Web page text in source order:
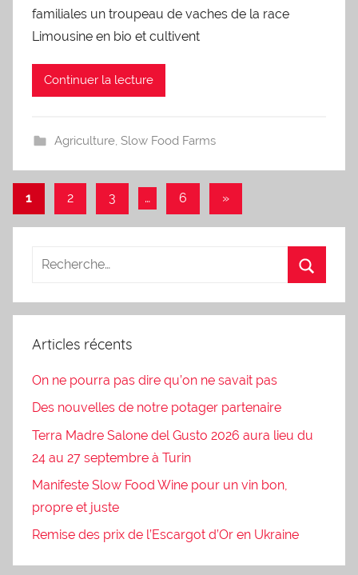
familiales un troupeau de vaches de la race
Limousine en bio et cultivent
Continuer la lecture
Agriculture, Slow Food Farms
Pagination
des
publications
1 2 3 … 6
Articles
»
Articles récents
On ne pourra pas dire qu’on ne savait pas
Des nouvelles de notre potager partenaire
Terra Madre Salone del Gusto 2026 aura lieu du
24 au 27 septembre à Turin
Manifeste Slow Food Wine pour un vin bon,
propre et juste
Remise des prix de l’Escargot d’Or en Ukraine